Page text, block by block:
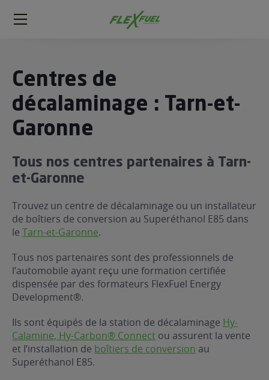
FlexFuel
Méga
le Décalaminage
?
gratuit
du carburant avec
le Superéthanol
?
garagiste
Centres de
décalaminage : Tarn-et-
Garonne
Tous nos centres partenaires à Tarn-
et-Garonne
Trouvez un centre de décalaminage ou un installateur
de boîtiers de conversion au Superéthanol E85 dans
le Tarn-et-Garonne.
Tous nos partenaires sont des professionnels de
l’automobile ayant reçu une formation certifiée
dispensée par des formateurs FlexFuel Energy
Development®.
Ils sont équipés de la station de décalaminage Hy-
Calamine, Hy-Carbon® Connect ou assurent la vente
et l’installation de boîtiers de conversion au
Superéthanol E85.